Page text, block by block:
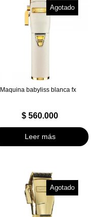
Agotado
Maquina babyliss blanca fx
$ 560.000
Leer más
Agotado